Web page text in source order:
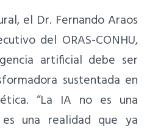
el Dr. Fernando Araos
del ORAS-CONHU,
artificial debe ser
sustentada en
“La IA no es una
una realidad que ya